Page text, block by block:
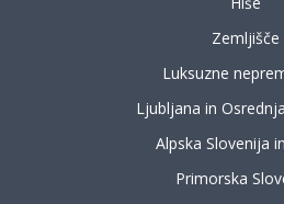
Zemljišče
Luksuzne
Ljubljana in
Alpska Slovenija
Primorska